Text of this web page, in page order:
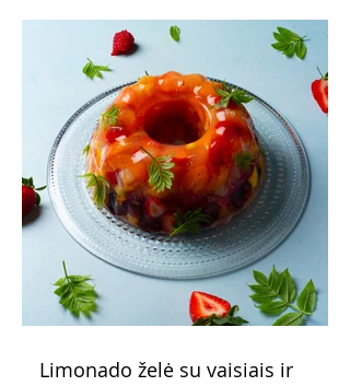
Limonado želė su vaisiais ir